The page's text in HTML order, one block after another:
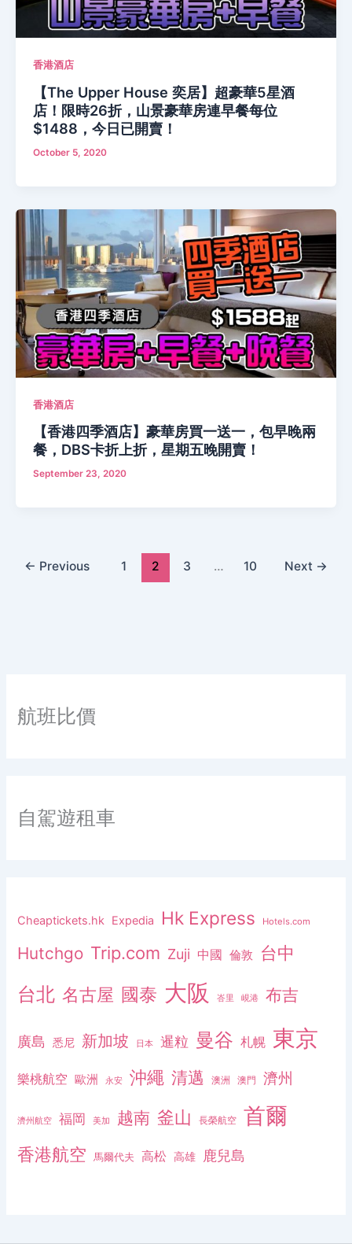
香港酒店
【The Upper House 奕居】超豪華5星酒
店！限時26折，山景豪華房連早餐每位
$1488，今日已開賣！
October 5, 2020
香港酒店
【香港四季酒店】豪華房買一送一，包早晚兩
餐，DBS卡折上折，星期五晚開賣！
September 23, 2020
← Previous 1 2 3 … 10 Next →
航班比價
自駕遊租車
Cheaptickets.hk Expedia Hk Express Hotels.com
Hutchgo Trip.com Zuji 中國 倫敦 台中
台北 名古屋 國泰 大阪 峇里 峴港 布吉
廣島 悉尼 新加坡 日本 暹粒 曼谷 札幌 東京
樂桃航空 歐洲 永安 沖繩 清邁 澳洲 澳門 濟州
濟州航空 福岡 美加 越南 釜山 長榮航空 首爾
香港航空 馬爾代夫 高松 高雄 鹿兒島